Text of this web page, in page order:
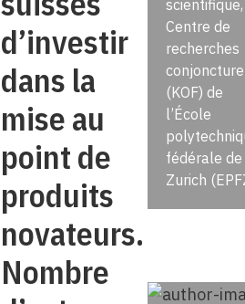
d’investir
dans la
mise au
point de
produits
novateurs.
Nombre
scientifique,
Centre de
recherches
(KOF) de
l’École
fédérale de
Zurich